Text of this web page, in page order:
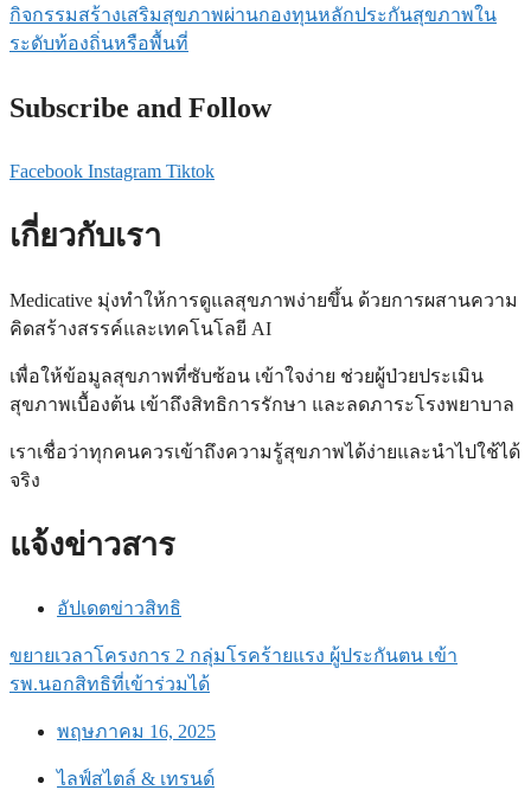
กิจกรรมสร้างเสริมสุขภาพผ่านกองทุนหลักประกันสุขภาพใน
ระดับท้องถิ่นหรือพื้นที่
Subscribe and Follow
Facebook Instagram Tiktok
เกี่ยวกับเรา
Medicative มุ่งทำให้การดูแลสุขภาพง่ายขึ้น ด้วยการผสานความ
คิดสร้างสรรค์และเทคโนโลยี AI
เพื่อให้ข้อมูลสุขภาพที่ซับซ้อน เข้าใจง่าย ช่วยผู้ป่วยประเมิน
สุขภาพเบื้องต้น เข้าถึงสิทธิการรักษา และลดภาระโรงพยาบาล
เราเชื่อว่าทุกคนควรเข้าถึงความรู้สุขภาพได้ง่ายและนำไปใช้ได้
จริง
แจ้งข่าวสาร
อัปเดตข่าวสิทธิ
ขยายเวลาโครงการ 2 กลุ่มโรคร้ายแรง ผู้ประกันตน เข้า
รพ.นอกสิทธิที่เข้าร่วมได้
พฤษภาคม 16, 2025
ไลฟ์สไตล์ & เทรนด์